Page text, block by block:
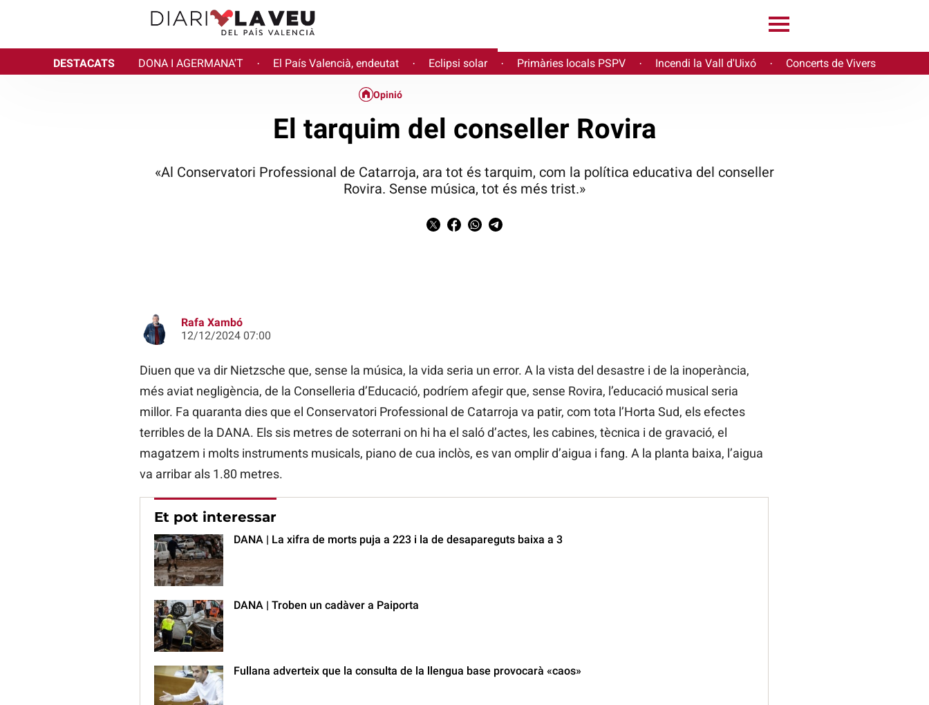
DESTACATS DONA I AGERMANA'T · El País Valencià, endeutat · Eclipsi solar · Primàries locals PSPV · Incendi la Vall d'Uixó · Concerts de Vivers
Opinió
El tarquim del conseller Rovira
«Al Conservatori Professional de Catarroja, ara tot és tarquim, com la política educativa del conseller
Rovira. Sense música, tot és més trist.»
Rafa Xambó
12/12/2024 07:00
Diuen que va dir Nietzsche que, sense la música, la vida seria un error. A la vista del desastre i de la inoperància,
més aviat negligència, de la Conselleria d’Educació, podríem afegir que, sense Rovira, l’educació musical seria
millor. Fa quaranta dies que el Conservatori Professional de Catarroja va patir, com tota l’Horta Sud, els efectes
terribles de la DANA. Els sis metres de soterrani on hi ha el saló d’actes, les cabines, tècnica i de gravació, el
magatzem i molts instruments musicals, piano de cua inclòs, es van omplir d’aigua i fang. A la planta baixa, l’aigua
va arribar als 1.80 metres.
Et pot interessar
DANA | La xifra de morts puja a 223 i la de desapareguts baixa a 3
DANA | Troben un cadàver a Paiporta
Fullana adverteix que la consulta de la llengua base provocarà «caos»